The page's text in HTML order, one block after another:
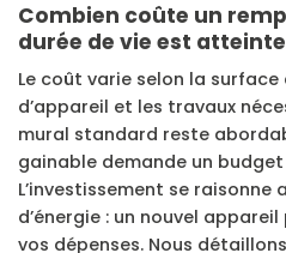
Combien coûte un
durée de vie est
Le coût varie selon la
d’appareil et les travaux
mural standard reste
gainable demande un
L’investissement se
d’énergie : un nouvel
vos dépenses. Nous